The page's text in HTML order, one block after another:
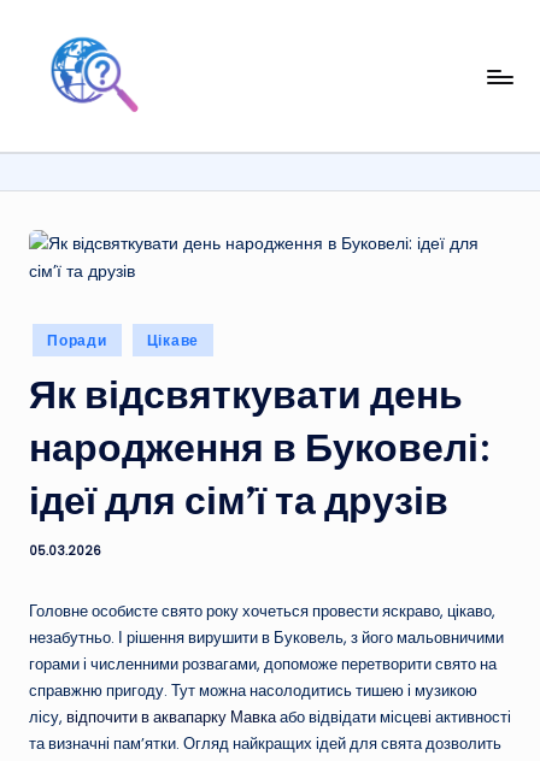
Перейти
Опубліковано
у
Поради Цікаве
Як відсвяткувати день
народження в Буковелі:
ідеї для сім’ї та друзів
05.03.2026
Головне особисте свято року хочеться провести яскраво, цікаво,
незабутньо. І рішення вирушити в Буковель, з його мальовничими
горами і численними розвагами, допоможе перетворити свято на
справжню пригоду. Тут можна насолодитись тишею і музикою
лісу, відпочити в аквапарку Мавкаабо відвідати місцеві активності
та визначні пам’ятки. Огляд найкращих ідей для свята дозволить